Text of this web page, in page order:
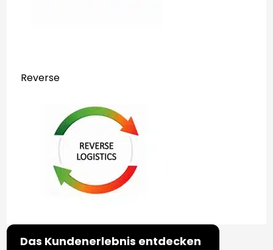
Reverse
Das Kundenerlebnis entdecken